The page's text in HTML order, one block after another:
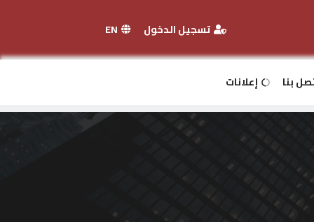
تسجيل الدخول
بنا إعلانات